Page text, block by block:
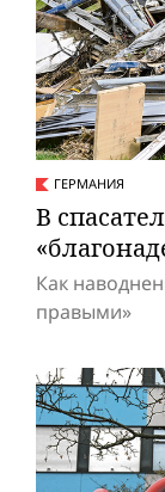
ГЕРМАНИЯ
В
Как
правыми»